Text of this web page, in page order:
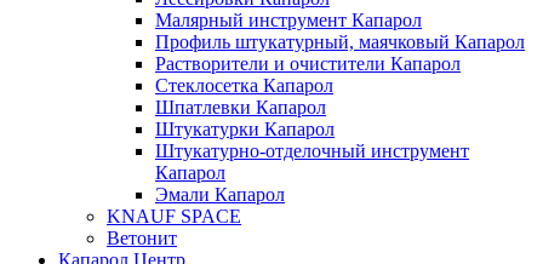
Малярный инструмент Капарол
Профиль штукатурный, маячковый Капарол
Растворители и очистители Капарол
Cтеклосетка Капарол
Шпатлевки Капарол
Штукатурки Капарол
Штукатурно-отделочный инструмент
Капарол
Эмали Капарол
KNAUF SPACE
Ветонит
Капарол Центр